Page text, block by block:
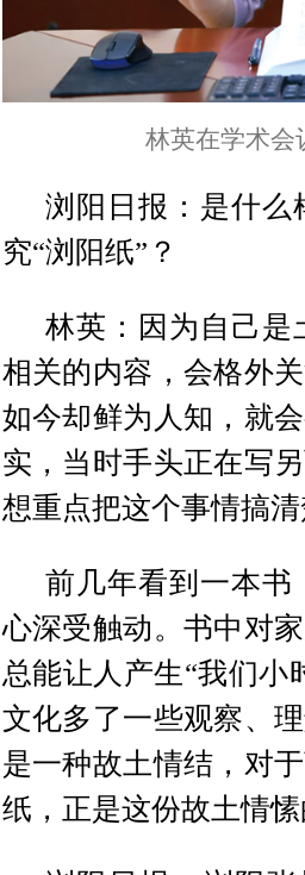
林英在学术会
浏阳日报：是什么
究“浏阳纸”？
林英：因为自己是
相关的内容，会格外
如今却鲜为人知，就
实，当时手头正在写
想重点把这个事情搞
前几年看到一本书
心深受触动。书中对
总能让人产生“我们小
文化多了一些观察、
是一种故土情结，对
纸，正是这份故土情